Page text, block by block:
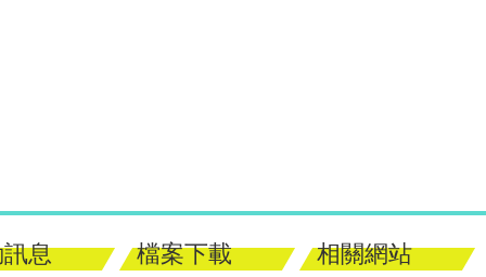
息 檔案下載 相關網站